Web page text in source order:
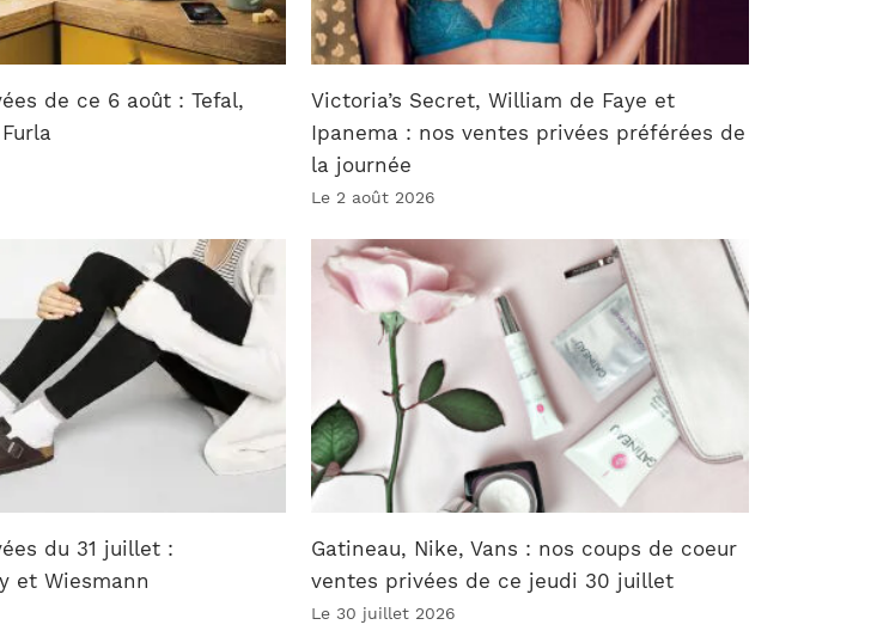
de ce 6 août : Tefal,
Victoria’s Secret, William de Faye et
Ipanema : nos ventes privées préférées de
la journée
Le 2 août 2026
du 31 juillet :
et Wiesmann
Gatineau, Nike, Vans : nos coups de coeur
ventes privées de ce jeudi 30 juillet
Le 30 juillet 2026